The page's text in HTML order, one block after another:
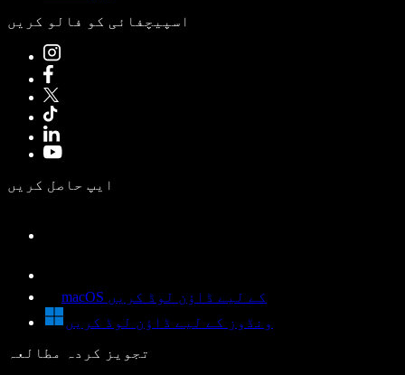
اسپیچفائی کو فالو کریں
ایپ حاصل کریں
macOS کے لیے ڈاؤن لوڈ کریں
ونڈوز کے لیے ڈاؤن لوڈ کریں
تجویز کردہ مطالعہ